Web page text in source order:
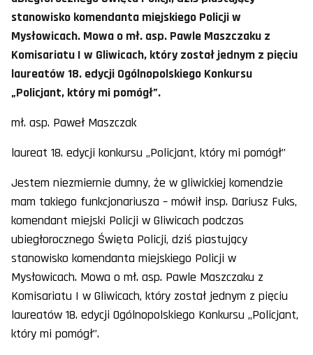
stanowisko komendanta miejskiego Policji w
Mysłowicach. Mowa o mł. asp. Pawle Maszczaku z
Komisariatu I w Gliwicach, który został jednym z pięciu
laureatów 18. edycji Ogólnopolskiego Konkursu
„Policjant, który mi pomógł”.
mł. asp. Paweł Maszczak
laureat 18. edycji konkursu „Policjant, który mi pomógł”
Jestem niezmiernie dumny, że w gliwickiej komendzie
mam takiego funkcjonariusza – mówił insp. Dariusz Fuks,
komendant miejski Policji w Gliwicach podczas
ubiegłorocznego Święta Policji, dziś piastujący
stanowisko komendanta miejskiego Policji w
Mysłowicach. Mowa o mł. asp. Pawle Maszczaku z
Komisariatu I w Gliwicach, który został jednym z pięciu
laureatów 18. edycji Ogólnopolskiego Konkursu „Policjant,
który mi pomógł”.